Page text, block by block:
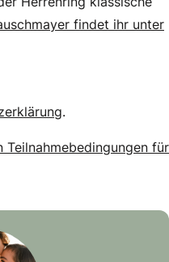
findet ihr unter
.
Teilnahmebedingungen für